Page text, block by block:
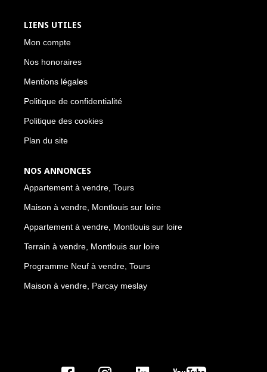
LIENS UTILES
Mon compte
Nos honoraires
Mentions légales
Politique de confidentialité
Politique des cookies
Plan du site
NOS ANNONCES
Appartement à vendre, Tours
Maison à vendre, Montlouis sur loire
Appartement à vendre, Montlouis sur loire
Terrain à vendre, Montlouis sur loire
Programme Neuf à vendre, Tours
Maison à vendre, Parcay meslay